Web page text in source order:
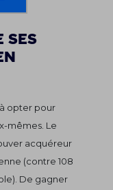
ses
opter pour
mêmes. Le
acquéreur
(contre 108
De gagner